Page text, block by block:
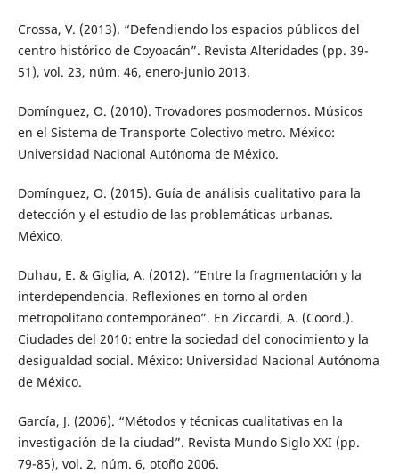
Crossa, V. (2013). “Defendiendo los espacios públicos del
centro histórico de Coyoacán”. Revista Alteridades (pp. 39-
51), vol. 23, núm. 46, enero-junio 2013.
Domínguez, O. (2010). Trovadores posmodernos. Músicos
en el Sistema de Transporte Colectivo metro. México:
Universidad Nacional Autónoma de México.
Domínguez, O. (2015). Guía de análisis cualitativo para la
detección y el estudio de las problemáticas urbanas.
México.
Duhau, E. & Giglia, A. (2012). “Entre la fragmentación y la
interdependencia. Reflexiones en torno al orden
metropolitano contemporáneo”. En Ziccardi, A. (Coord.).
Ciudades del 2010: entre la sociedad del conocimiento y la
desigualdad social. México: Universidad Nacional Autónoma
de México.
García, J. (2006). “Métodos y técnicas cualitativas en la
investigación de la ciudad”. Revista Mundo Siglo XXI (pp.
79-85), vol. 2, núm. 6, otoño 2006.